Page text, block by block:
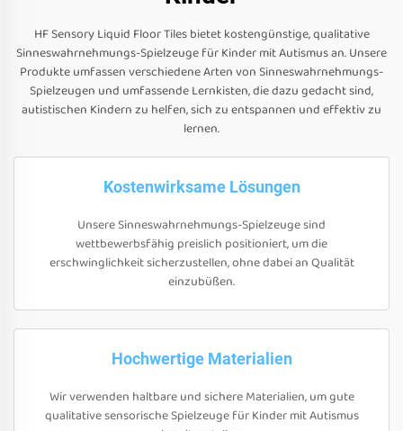
HF Sensory Liquid Floor Tiles bietet kostengünstige, qualitative
Sinneswahrnehmungs-Spielzeuge für Kinder mit Autismus an. Unsere
Produkte umfassen verschiedene Arten von Sinneswahrnehmungs-
Spielzeugen und umfassende Lernkisten, die dazu gedacht sind,
autistischen Kindern zu helfen, sich zu entspannen und effektiv zu
lernen.
Kostenwirksame Lösungen
Unsere Sinneswahrnehmungs-Spielzeuge sind
wettbewerbsfähig preislich positioniert, um die
erschwinglichkeit sicherzustellen, ohne dabei an Qualität
einzubüßen.
Hochwertige Materialien
Wir verwenden haltbare und sichere Materialien, um gute
qualitative sensorische Spielzeuge für Kinder mit Autismus